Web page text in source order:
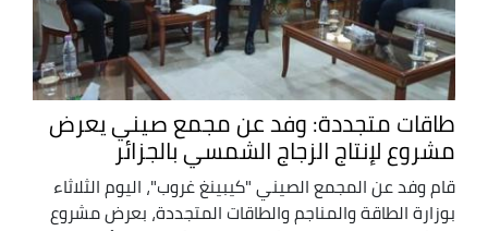
طاقات متجددة: وفد عن مجمع صيني يعرض
مشروع لإنتاج الزجاج الشمسي بالجزائر
قام وفد عن المجمع الصيني "كيبينغ غروب"، اليوم الثلاثاء
بوزارة الطاقة والمناجم والطاقات المتجددة، بعرض مشروع